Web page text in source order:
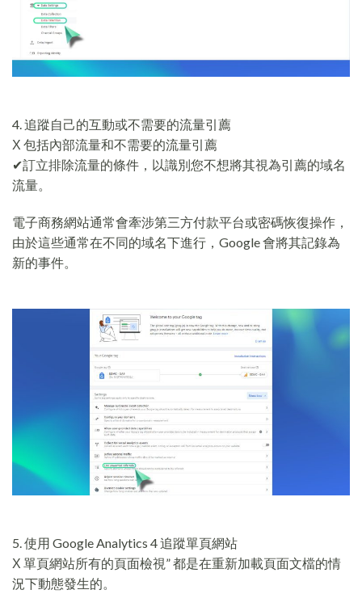
4. 追蹤自己的互動或不需要的流量引薦
Χ 包括內部流量和不需要的流量引薦
✔訂立排除流量的條件，以識別您不想將其視為引薦的域名
流量。
電子商務網站通常會牽涉第三方付款平台或密碼恢復操作，
由於這些通常在不同的域名下進行，Google 會將其記錄為
新的事件。
5. 使用 Google Analytics 4 追蹤單頁網站
Χ 單頁網站所有的頁面檢視” 都是在重新加載頁面文檔的情
況下動態發生的。